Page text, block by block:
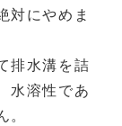
対にやめま
排水溝を詰
水溶性であ